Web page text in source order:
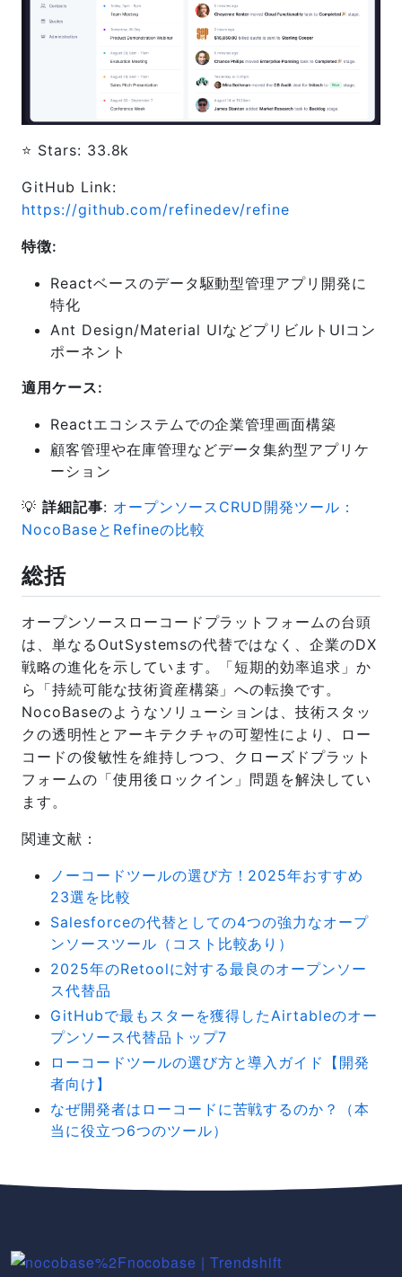
⭐️ Stars: 33.8k
GitHub Link:
https://github.com/refinedev/refine
特徴:
Reactベースのデータ駆動型管理アプリ開発に
特化
Ant Design/Material UIなどプリビルトUIコン
ポーネント
適用ケース:
Reactエコシステムでの企業管理画面構築
顧客管理や在庫管理などデータ集約型アプリケ
ーション
💡 詳細記事: オープンソースCRUD開発ツール：
NocoBaseとRefineの比較
総括
オープンソースローコードプラットフォームの台頭
は、単なるOutSystemsの代替ではなく、企業のDX
戦略の進化を示しています。「短期的効率追求」か
ら「持続可能な技術資産構築」への転換です。
NocoBaseのようなソリューションは、技術スタッ
クの透明性とアーキテクチャの可塑性により、ロー
コードの俊敏性を維持しつつ、クローズドプラット
フォームの「使用後ロックイン」問題を解決してい
ます。
関連文献：
ノーコードツールの選び方！2025年おすすめ
23選を比較
Salesforceの代替としての4つの強力なオープ
ンソースツール（コスト比較あり）
2025年のRetoolに対する最良のオープンソー
ス代替品
GitHubで最もスターを獲得したAirtableのオー
プンソース代替品トップ7
ローコードツールの選び方と導入ガイド【開発
者向け】
なぜ開発者はローコードに苦戦するのか？（本
当に役立つ6つのツール）